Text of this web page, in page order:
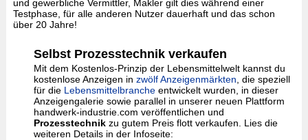
und gewerbliche Vermittler, Makler gilt dies während einer
Testphase, für alle anderen Nutzer dauerhaft und das schon
über 20 Jahre!
Selbst Prozesstechnik verkaufen
Mit dem Kostenlos-Prinzip der Lebensmittelwelt kannst du
kostenlose Anzeigen in zwölf Anzeigenmärkten , die speziell
für die Lebensmittelbrancheentwickelt wurden, in dieser
Anzeigengalerie sowie parallel in unserer neuen Plattform
handwerk-industrie.com veröffentlichen und
Prozesstechnikzu gutem Preis flott verkaufen. Lies die
weiteren Details in der Infoseite: